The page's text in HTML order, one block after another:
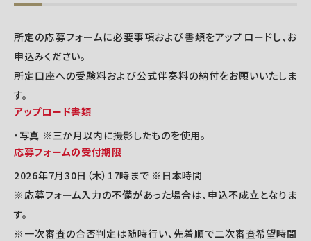
所定の応募フォームに必要事項および書類をアップロードし、お
申込みください。
所定口座への受験料および公式伴奏料の納付をお願いいたしま
す。
アップロード書類
・写真 ※三か月以内に撮影したものを使用。
応募フォームの受付期限
2026年7月30日（木）17時まで ※日本時間
※応募フォーム入力の不備があった場合は、申込不成立となりま
す。
※一次審査の合否判定は随時行い、先着順で二次審査希望時間